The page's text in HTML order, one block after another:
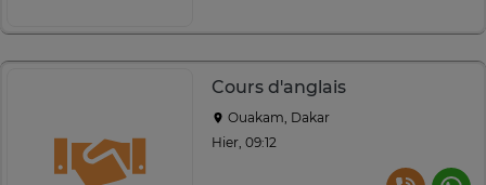
Cours d'anglais
Ouakam, Dakar
Hier, 09:12